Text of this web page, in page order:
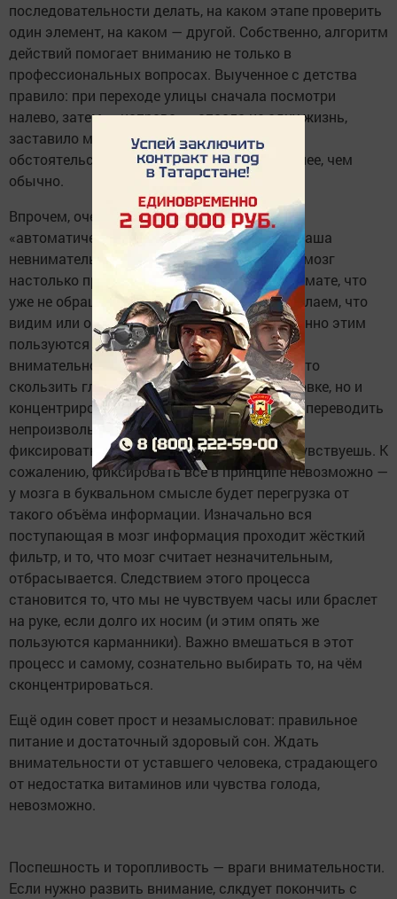
последовательности делать, на каком этапе проверить
один элемент, на каком — другой. Собственно, алгоритм
действий помогает вниманию не только в
профессиональных вопросах. Выученное с детства
правило: при переходе улицы сначала посмотри
налево, затем — направо, — спасло не одну жизнь,
заставило многих людей при определённых
обстоятельствах быть намного внимательнее, чем
обычно.
Впрочем, очень важно не пускать всё на
«автоматический самотёк» — очень часто наша
невнимательность связана именно с этим: мозг
настолько привыкает делать что-то на автомате, что
уже не обращает внимания на то, что мы делаем, что
видим или ощущаем в данный момент (именно этим
пользуются карманники). Чтобы повысить
внимательность, важно приучиться не просто
скользить глазами по окружающей обстановке, но и
концентрироваться на ней, иными словами переводить
непроизвольное внимание в произвольное,
фиксировать в голове то, что видишь или чувствуешь. К
сожалению, фиксировать всё в принципе невозможно —
у мозга в буквальном смысле будет перегрузка от
такого объёма информации. Изначально вся
поступающая в мозг информация проходит жёсткий
фильтр, и то, что мозг считает незначительным,
отбрасывается. Следствием этого процесса
становится то, что мы не чувствуем часы или браслет
на руке, если долго их носим (и этим опять же
пользуются карманники). Важно вмешаться в этот
процесс и самому, сознательно выбирать то, на чём
сконцентрироваться.
Ещё один совет прост и незамысловат: правильное
питание и достаточный здоровый сон. Ждать
внимательности от уставшего человека, страдающего
от недостатка витаминов или чувства голода,
невозможно.
Поспешность и торопливость — враги внимательности.
Если нужно развить внимание, слкдует покончить с